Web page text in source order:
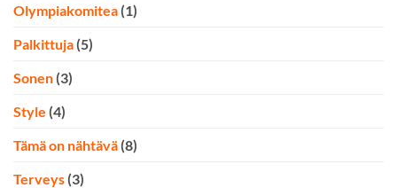
Olympiakomitea (1)
Palkittuja (5)
Sonen (3)
Style (4)
Tämä on nähtävä (8)
Terveys (3)